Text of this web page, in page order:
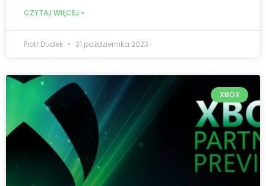
CZYTAJ WIĘCEJ »
Piotr Dudek 31 października 2023
XBOX